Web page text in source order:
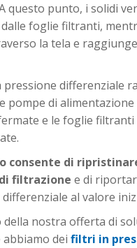
questo punto, i solidi
foglie filtranti,
la tela e
pressione differenziale
pompe di
e le foglie filtranti
consente di
filtrazione e di
al valore
della nostra offerta di
dei filtri in